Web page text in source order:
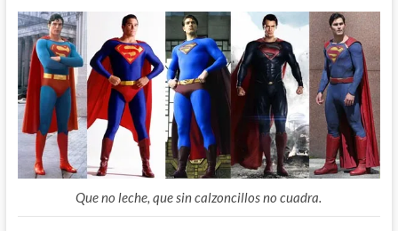
Que no leche, que sin calzoncillos no cuadra.